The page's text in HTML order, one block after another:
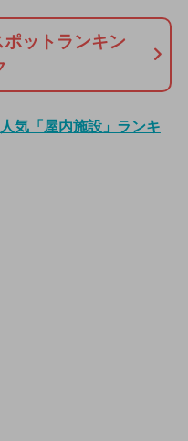
ポットランキン
気「屋内施設」ランキ